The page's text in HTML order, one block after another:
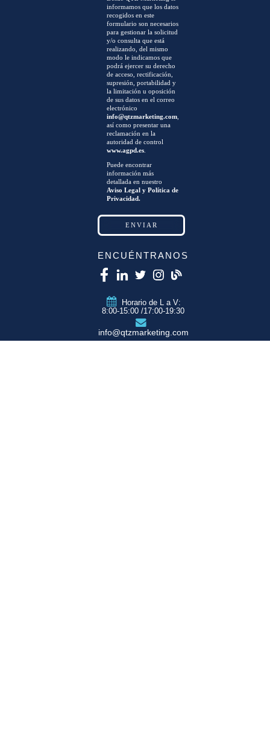
informamos que los datos
recogidos en este
formulario son necesarios
para gestionar la solicitud
y/o consulta que está
realizando, del mismo
modo le indicamos que
podrá ejercer su derecho
de acceso, rectificación,
supresión, portabilidad y
la limitación u oposición
de sus datos en el correo
electrónico
info@qtzmarketing.com
así como presentar una
reclamación en la
autoridad de control
www.agpd.es
Puede encontrar
información más
detallada en nuestro
Aviso Legal y Política de
Privacidad.
ENCUÉNTRANOS
Horario de L a V:
8:00-15:00 /17:00-19:30
info@qtzmarketing.com